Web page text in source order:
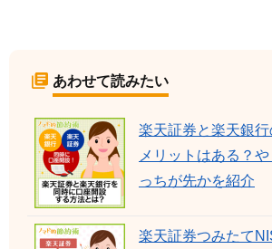
あわせて読みたい
楽天証券と楽天銀
メリットはある？
っちが先かを紹介
楽天証券つみたて